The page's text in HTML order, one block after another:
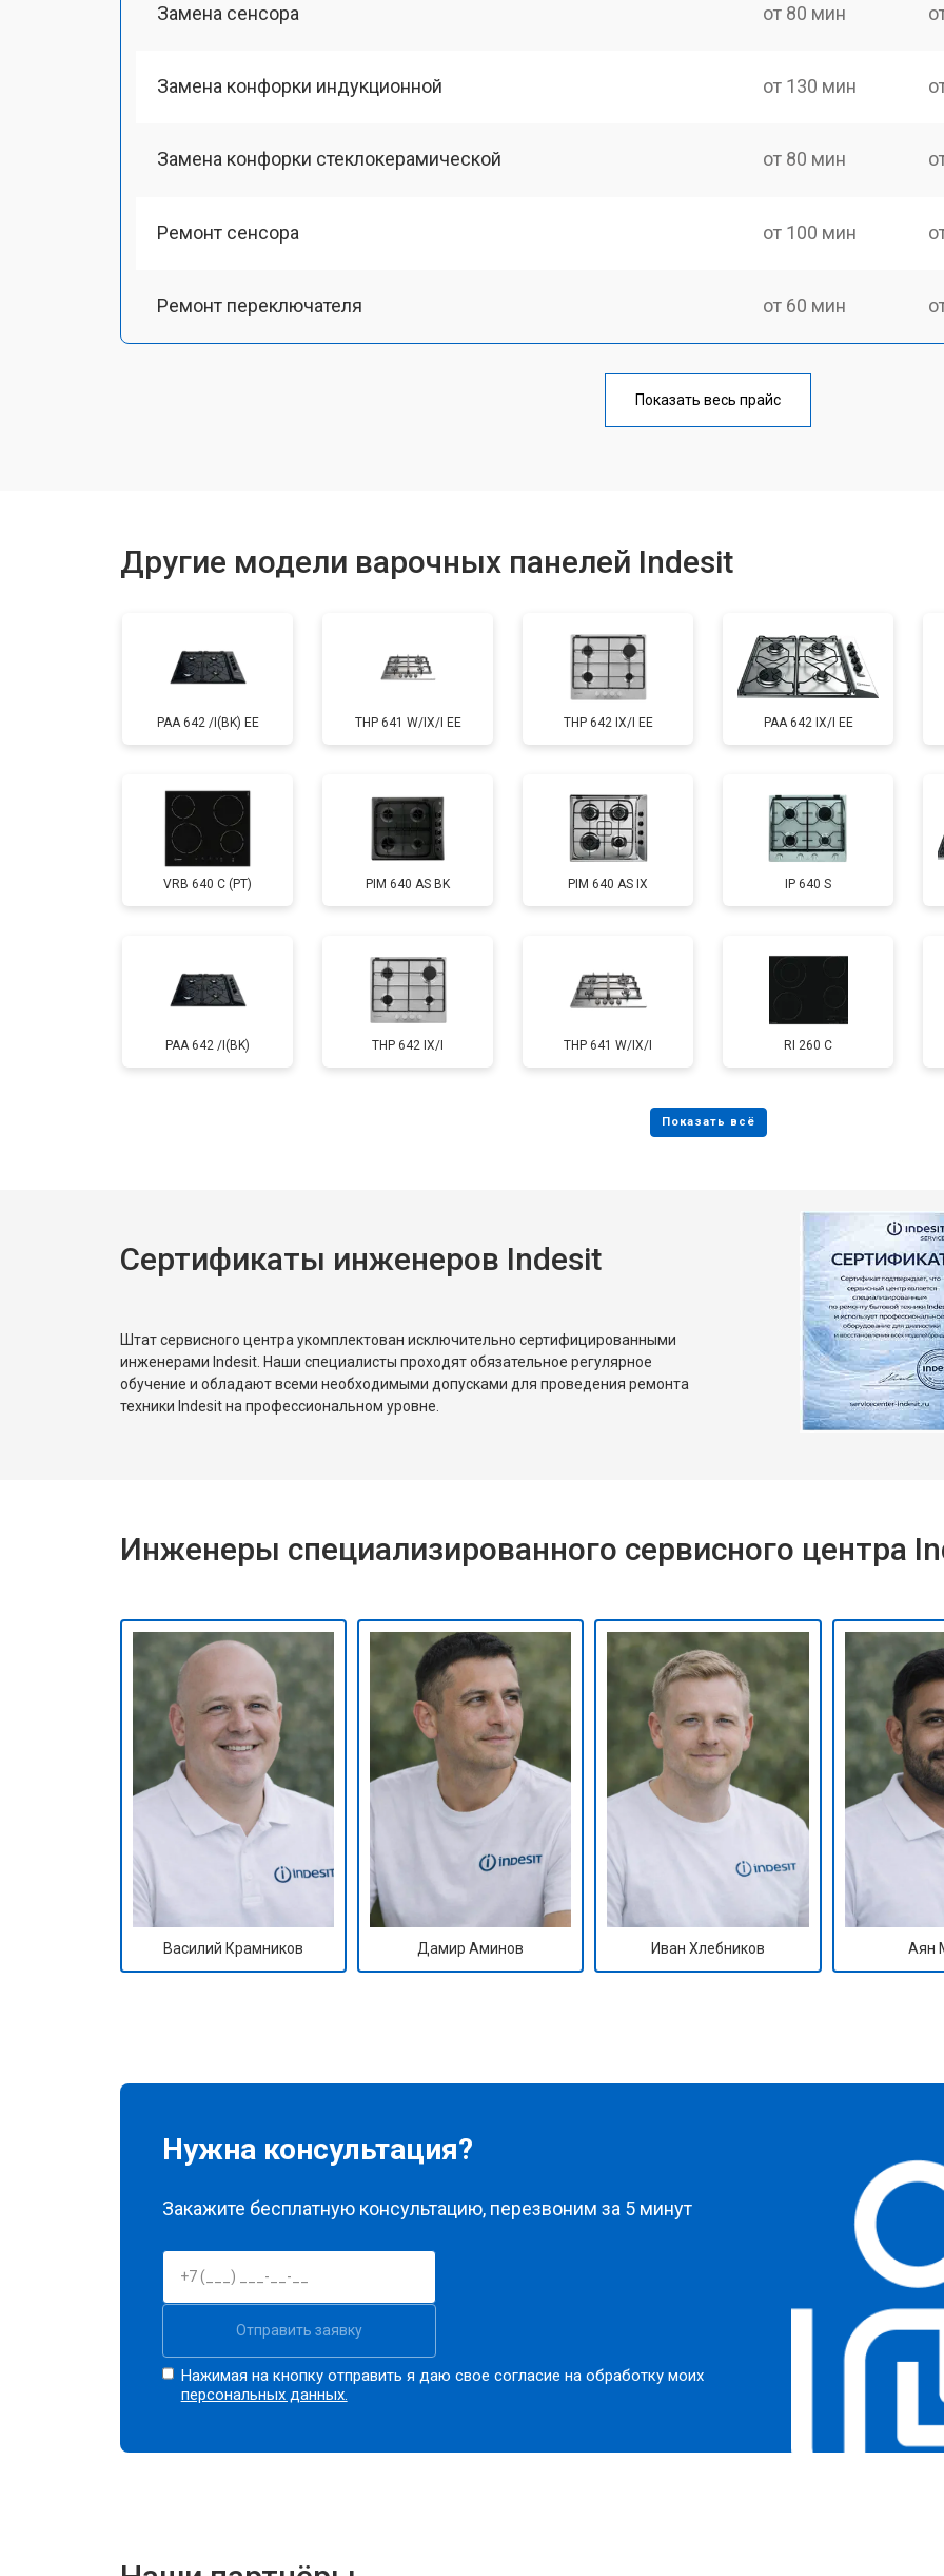
Замена сенсора от 80 мин
Замена конфорки индукционной от 130 мин
Замена конфорки стеклокерамической от 80 мин
Ремонт сенсора от 100 мин
Ремонт переключателя от 60 мин
от 140 мин
Показать весь прайс
Другие модели варочных панелей Indesit
PAA 642 /I(BK) EE THP 641 W/IX/I EE THP 642 IX/I EE PAA 642 IX/I EE
VRB 640 C (PT) PIM 640 AS BK PIM 640 AS IX IP 640 S
PAA 642 /I(BK) THP 642 IX/I THP 641 W/IX/I RI 260 C
Сертификаты инженеров Indesit
Штат сервисного центра укомплектован исключительно сертифицированными
инженерами Indesit. Наши специалисты проходят обязательное регулярное
обучение и обладают всеми необходимыми допусками для проведения ремонта
техники Indesit на профессиональном уровне.
Инженеры специализированного сервисного центра
Василий Крамников Дамир Аминов Иван Хлебников Аян
Нужна консультация?
Закажите бесплатную консультацию, перезвоним за 5 минут
Отправить заявку
Нажимая на кнопку отправить я даю свое согласие на обработку моих
персональных данных.